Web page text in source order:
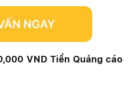
VND Tiền Quảng cáo